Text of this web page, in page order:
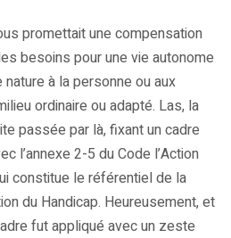
promettait une compensation
besoins pour une vie autonome
à la personne ou aux
ordinaire ou adapté. Las, la
passée par là, fixant un cadre
l’annexe 2-5 du Code l’Action
constitue le référentiel de la
du Handicap. Heureusement, et
fut appliqué avec un zeste